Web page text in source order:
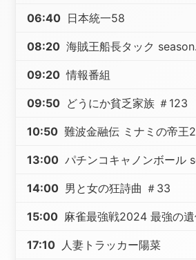
06:40 日本統一58
08:20 海賊王船長タック
09:20 情報番組
09:50 どうにか貧乏家族 ＃123
10:50 難波金融伝 ミナミの帝王
13:00 パチンコキャノンボール
14:00 男と女の狂詩曲 ＃33
15:00 麻雀最強戦2024 最強の
17:10 人妻トラッカー陽菜